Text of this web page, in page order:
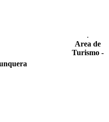
.
Area de
Turismo -